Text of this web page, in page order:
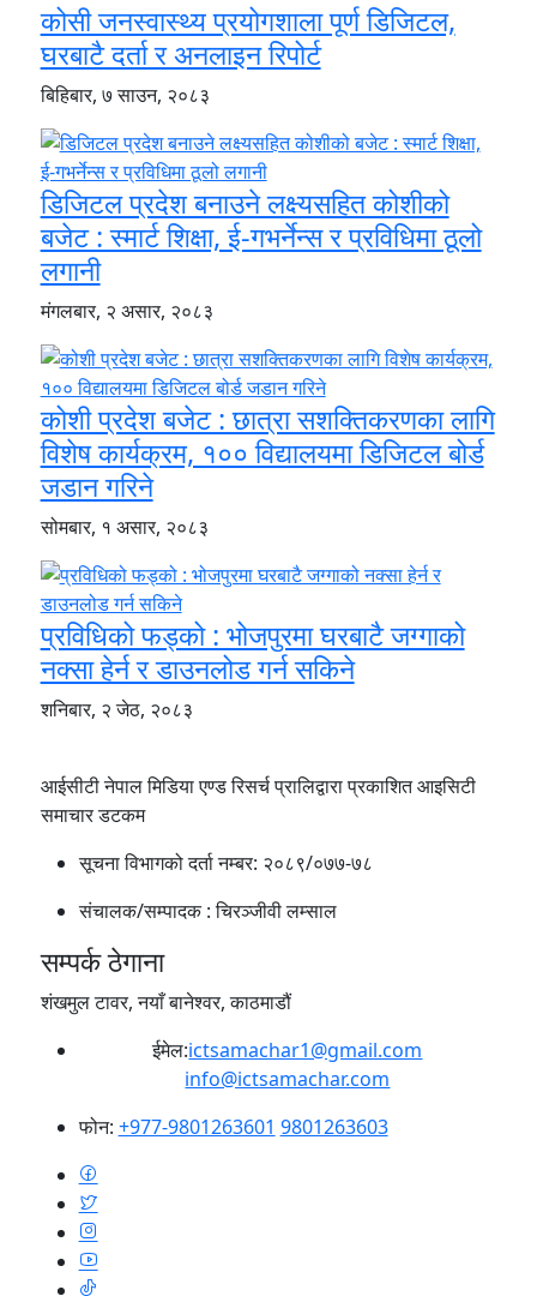
कोसी जनस्वास्थ्य प्रयोगशाला पूर्ण डिजिटल,
घरबाटै दर्ता र अनलाइन रिपोर्ट
बिहिबार, ७ साउन, २०८३
डिजिटल प्रदेश बनाउने लक्ष्यसहित कोशीको
बजेट : स्मार्ट शिक्षा, ई-गभर्नेन्स र प्रविधिमा ठूलो
लगानी
मंगलबार, २ असार, २०८३
कोशी प्रदेश बजेट : छात्रा सशक्तिकरणका लागि
विशेष कार्यक्रम, १०० विद्यालयमा डिजिटल बोर्ड
जडान गरिने
सोमबार, १ असार, २०८३
प्रविधिको फड्को : भोजपुरमा घरबाटै जग्गाको
नक्सा हेर्न र डाउनलोड गर्न सकिने
शनिबार, २ जेठ, २०८३
आईसीटी नेपाल मिडिया एण्ड रिसर्च प्रालिद्वारा प्रकाशित आइसिटी
समाचार डटकम
सूचना विभागको दर्ता नम्बर: २०८९/०७७-७८
संचालक/सम्पादक :चिरञ्जीवी लम्साल
सम्पर्क ठेगाना
शंखमुल टावर, नयाँ बानेश्वर, काठमाडौं
ईमेल:ictsamachar1@gmail.com
info@ictsamachar.com
फोन: +977-9801263601 9801263603